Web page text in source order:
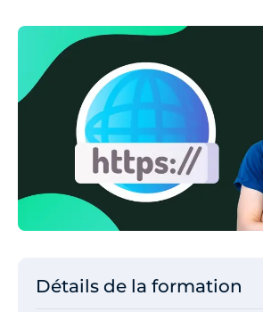
Détails de la formation